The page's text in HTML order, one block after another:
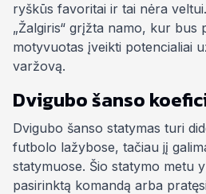
ryškūs favoritai ir tai nėra
„Žalgiris“ grįžta namo, kur bus
motyvuotas įveikti potencialiai
varžovą.
Dvigubo šanso
Dvigubo šanso statymas turi
futbolo lažybose, tačiau jį
statymuose. Šio statymo metu
pasirinktą komandą arba